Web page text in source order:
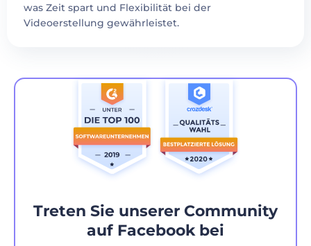
was Zeit spart und Flexibilität bei der
Videoerstellung gewährleistet.
Treten Sie unserer Community
auf Facebook bei